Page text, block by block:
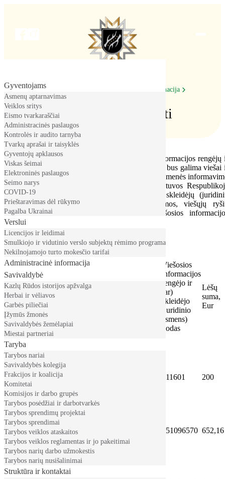
Gyventojams
Asmenų aptarnavimas
Veiklos sritys
Eismo tvarkaraščiai
Administracinės paslaugos
Kontrolės ir audito tarnyba
Tvarkų aprašai ir taisyklės
Gyventojų apklausos
Viskas šeimai
Elektroninės paslaugos
Seimo narys
COVID-19
Prieštaravimas dėl rūkymo
Pagalba Ukrainai
Verslui
Licencijos ir leidimai
Smulkiojo ir vidutinio verslo subjektų rėmimo programa
Nekilnojamojo turto mokesčio tarifai
Administracinė informacija
Savivaldybė
Kazlų Rūdos istorijos apžvalga
Herbai ir vėliavos
Garbės piliečiai
Įžymūs žmonės
Savivaldybės žemėlapiai
Miestai partneriai
Taryba
Tarybos nariai
Savivaldybės kolegija
Frakcijos ir koalicija
Komitetai
Komisijos ir darbo grupės
Tarybos posėdžiai ir darbotvarkės
Tarybos sprendimų projektai
Tarybos sprendimai
Tarybos veiklos ataskaitos
Tarybos veiklos reglamentas ir jo pakeitimai
Tarybos narių darbo užmokestis
Tarybos narių nusišalinimai
Struktūra ir kontaktai
Pradžia
Administracinė informacija
Lėšos veiklai viešinti
2023 m. sausio 1 d. pradėjo veikti Viešosios informacijos rengėjų
skleidėjų informacinė sistema (
), kurioje bus galima viešai
neatlygintinai ieškoti, peržiūrėti, analizuoti Visuomenės
įstatymo 24 straipsnio 1 dalyje nustatytus Lietuvos
registruotų viešosios informacijos rengėjų ir skleidėjų
asmenų), t. y. žiniasklaidos, leidėjų, reklamos, viešųjų
agentūrų, nepriklausomų kūrėjų ir kitų viešosios
rengėjų ir skleidėjų, duomenis apie jų veiklą.
Įstaiga ir jos
kodas
Įstaigos sandorio
ar
sprendimo, kurio
pagrindu
skleidėjai gavo
Viešosios
informacijos
rengėjo ir
(ar)
skleidėjo
(juridinio
asmens)
kodas
Lėšų
suma,
Eur
Kazlų Rūdos
savivaldybės
administracija,
188777932
011601 200
Kazlų Rūdos
savivaldybės
administracija,
188777932
171
251096570 652,16
Kazlų Rūdos